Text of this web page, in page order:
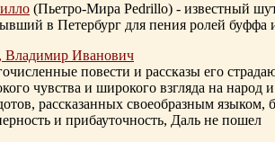
(Пьетро-Мира Pedrillo) - известный
в Петербург для пения ролей буффа
Владимир Иванович
повести и рассказы его
чувства и широкого взгляда на
рассказанных своеобразным
и прибауточность, Даль не пошел